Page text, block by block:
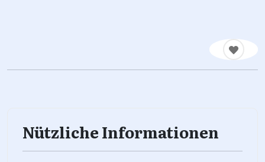
Nützliche Informationen